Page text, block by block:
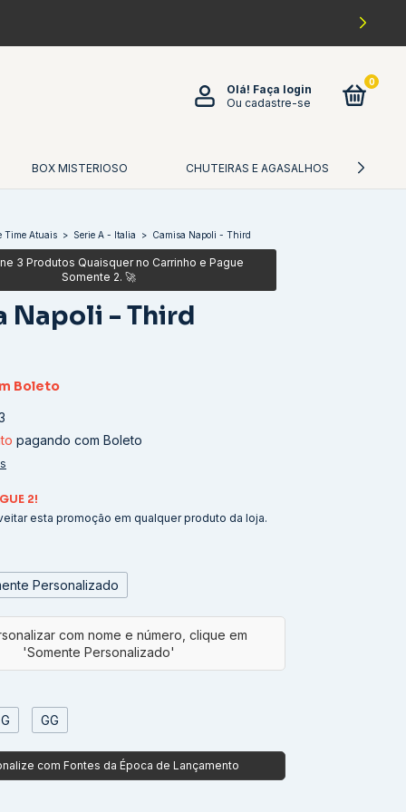
Olá! Faça login
Ou cadastre-se
0
BOX MISTERIOSO CHUTEIRAS E AGASALHOS
Time Atuais > Serie A - Italia > Camisa Napoli - Third
Napoli - Third
Boleto
pagando com Boleto
2!
esta promoção em qualquer produto da loja.
Personalizado
G GG